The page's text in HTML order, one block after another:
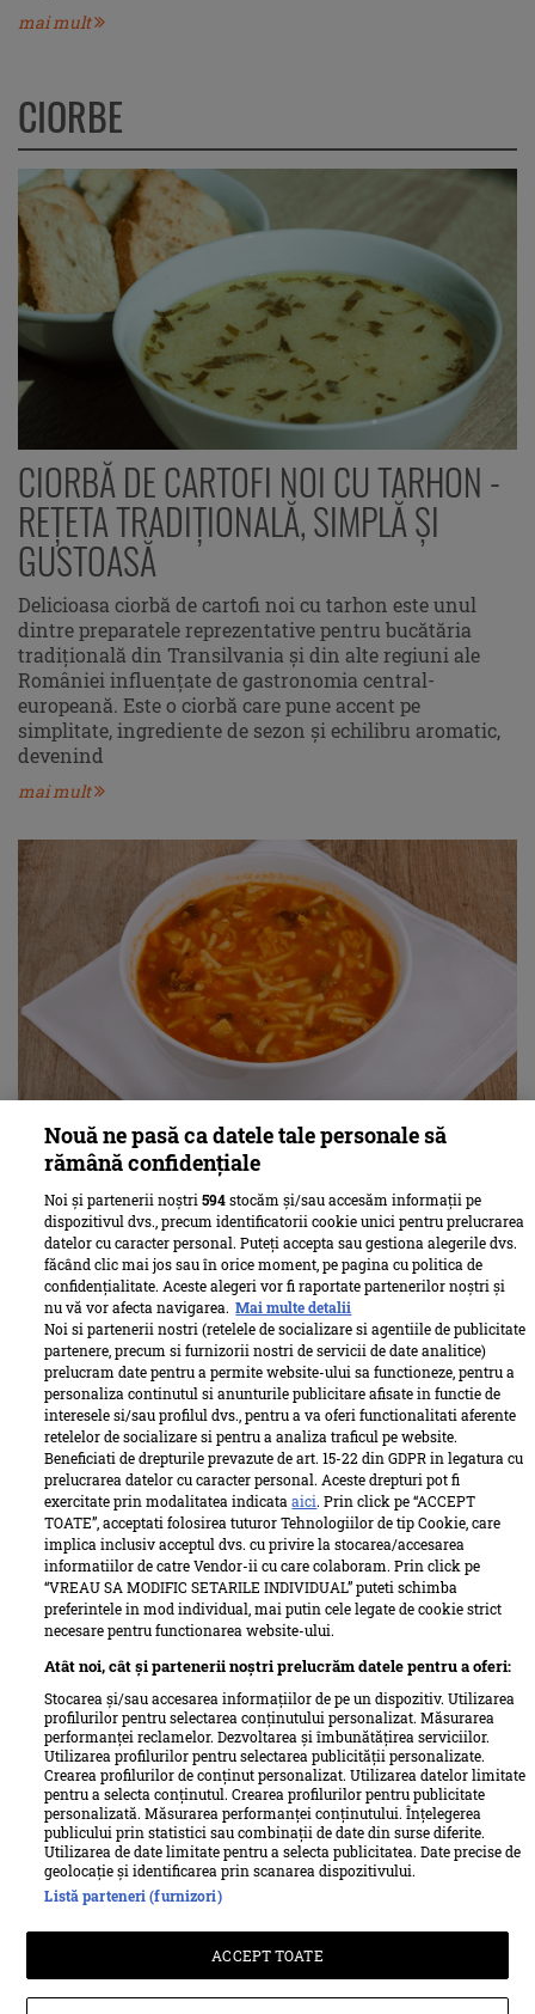
mai mult
CIORBE
CIORBĂ DE CARTOFI NOI CU TARHON -
REȚETA TRADIȚIONALĂ, SIMPLĂ ȘI
GUSTOASĂ
Delicioasa ciorbă de cartofi noi cu tarhon este unul
dintre preparatele reprezentative pentru bucătăria
tradițională din Transilvania și din alte regiuni ale
României influențate de gastronomia central-
europeană. Este o ciorbă care pune accent pe
simplitate, ingrediente de sezon și echilibru aromatic,
devenind
mai mult
Ciorbă de roșii cu tăiței de casă - rețeta tradițională pas
cu pas. Simplă, gustoasă și aromată
mai mult
Supă cremă de sparanghel alb cu crutoane. Rețeta
elegantă și surprinzător de simplă
mai mult
Supă crema de spanac cu smântână - rețeta care
Nouă ne pasă ca datele tale personale să
rămână confidențiale
Noi și partenerii noștri594stocăm și/sau accesăm informații pe
dispozitivul dvs., precum identificatorii cookie unici pentru prelucrarea
datelor cu caracter personal. Puteți accepta sau gestiona alegerile dvs.
făcând clic mai jos sau în orice moment, pe pagina cu politica de
confidențialitate. Aceste alegeri vor fi raportate partenerilor noștri și
nu vă vor afecta navigarea. Mai multe detalii
Noi si partenerii nostri (retelele de socializare si agentiile de publicitate
partenere, precum si furnizorii nostri de servicii de date analitice)
prelucram date pentru a permite website-ului sa functioneze, pentru a
personaliza continutul si anunturile publicitare afisate in functie de
interesele si/sau profilul dvs., pentru a va oferi functionalitati aferente
retelelor de socializare si pentru a analiza traficul pe website.
Beneficiati de drepturile prevazute de art. 15-22 din GDPR in legatura cu
prelucrarea datelor cu caracter personal. Aceste drepturi pot fi
exercitate prin modalitatea indicataaici. Prin click pe “ACCEPT
TOATE”, acceptati folosirea tuturor Tehnologiilor de tip Cookie, care
implica inclusiv acceptul dvs. cu privire la stocarea/accesarea
informatiilor de catre Vendor-ii cu care colaboram. Prin click pe
“VREAU SA MODIFIC SETARILE INDIVIDUAL” puteti schimba
preferintele in mod individual, mai putin cele legate de cookie strict
necesare pentru functionarea website-ului.
Atât noi, cât și partenerii noștri prelucrăm datele pentru a oferi:
Stocarea și/sau accesarea informațiilor de pe un dispozitiv. Utilizarea
profilurilor pentru selectarea conținutului personalizat. Măsurarea
performanței reclamelor. Dezvoltarea și îmbunătățirea serviciilor.
Utilizarea profilurilor pentru selectarea publicității personalizate.
Crearea profilurilor de conținut personalizat. Utilizarea datelor limitate
pentru a selecta conținutul. Crearea profilurilor pentru publicitate
personalizată. Măsurarea performanței conținutului. Înțelegerea
publicului prin statistici sau combinații de date din surse diferite.
Utilizarea de date limitate pentru a selecta publicitatea. Date precise de
geolocație și identificarea prin scanarea dispozitivului.
Listă parteneri (furnizori)
ACCEPT TOATE